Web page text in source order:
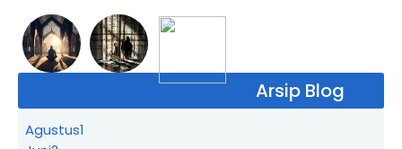
Arsip Blog
Agustus1